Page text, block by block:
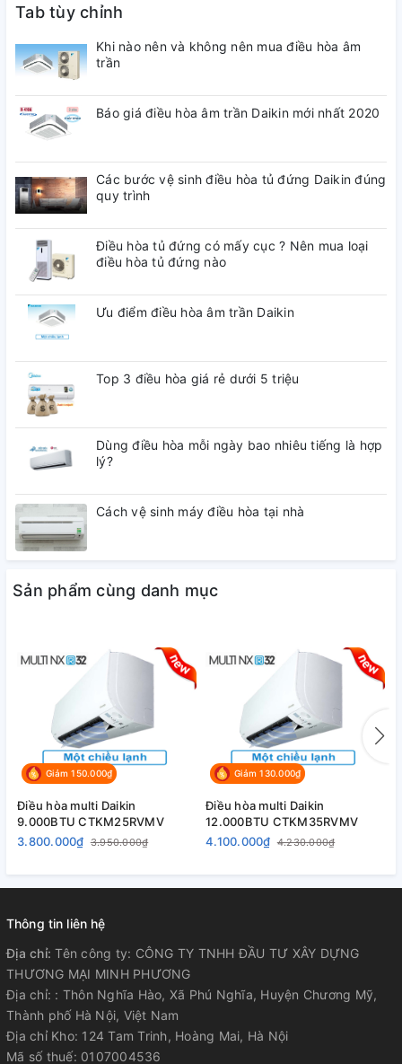
Tab tùy chỉnh
Khi nào nên và không nên mua điều hòa âm
trần
Báo giá điều hòa âm trần Daikin mới nhất 2020
Các bước vệ sinh điều hòa tủ đứng Daikin đúng
quy trình
Điều hòa tủ đứng có mấy cục ? Nên mua loại
điều hòa tủ đứng nào
Ưu điểm điều hòa âm trần Daikin
Top 3 điều hòa giá rẻ dưới 5 triệu
Dùng điều hòa mỗi ngày bao nhiêu tiếng là hợp
lý?
Cách vệ sinh máy điều hòa tại nhà
Sản phẩm cùng danh mục
Giảm 150.000₫
Điều hòa multi Daikin
9.000BTU CTKM25RVMV
3.800.000₫ 3.950.000₫
Giảm 130.000₫
Điều hòa multi Daikin
12.000BTU CTKM35RVMV
4.100.000₫ 4.230.000₫
Thông tin liên hệ
Địa chỉ:Tên công ty: CÔNG TY TNHH ĐẦU TƯ XÂY DỰNG
THƯƠNG MẠI MINH PHƯƠNG
Địa chỉ: : Thôn Nghĩa Hào, Xã Phú Nghĩa, Huyện Chương Mỹ,
Thành phố Hà Nội, Việt Nam
Địa chỉ Kho: 124 Tam Trinh, Hoàng Mai, Hà Nội
Mã số thuế: 0107004536